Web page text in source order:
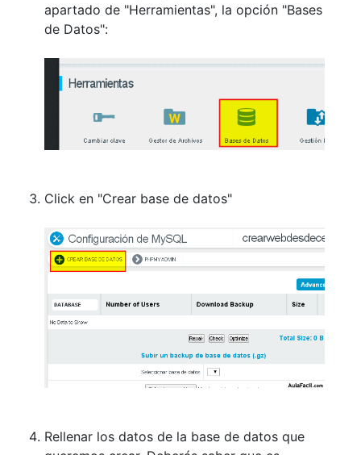
apartado de "Herramientas", la opción "Bases
de Datos":
Click en "Crear base de datos"
Rellenar los datos de la base de datos que